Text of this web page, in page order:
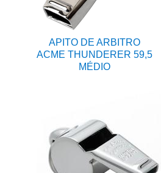
APITO DE ARBITRO
ACME THUNDERER 59,5
MÉDIO